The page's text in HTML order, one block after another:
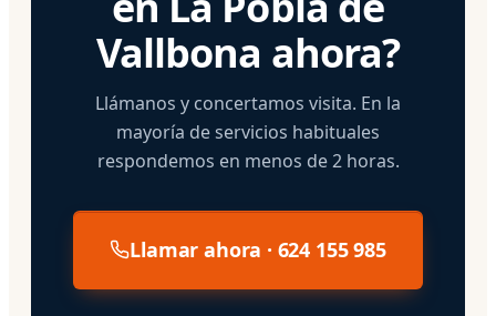
Vallbona ahora?
Llámanos y concertamos visita. En la
mayoría de servicios habituales
respondemos en menos de 2 horas.
Llamar ahora · 624 155 985